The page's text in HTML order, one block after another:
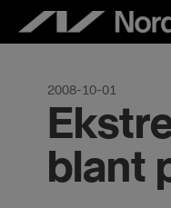
Hoppa
2008-10-01
blant